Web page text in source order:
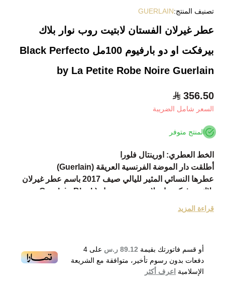
تصنيف المنتج:GUERLAIN
عطر غيرلان الفستان لابتيت روب نوار بلاك
بيرفكت او دو بارفيوم 100مل Black Perfecto
by La Petite Robe Noire Guerlain
356.50
السعر شامل الضريبة
المنتج متوفر
الخط العطري: اورينتال فلورا
أطلقت دار الموضة الفرنسية العريقة (Guerlain)
عطرها النسائي المثير لليالي صيف 2017 باسم عطر غيرلان
بلاك بيرفيكت باي لا بيتيت روب نوار (Guerlain Black
Perfecto by La Petite Robe Noire).
العطر الجديد جاء بطابع شرقي - زهري .
بينما يحتوي القلب على عرق السوس والورد
ثم تأتي الخلفية العطرية التي تتكوةن من الجلد لتضفي مزيد
فخامة على العطر .
قراءة المزيد
أو قسم فاتورتك بقيمة 89.12 ر.س على 4
دفعات بدون رسوم تأخير، متوافقة مع الشريعة
الإسلامية اعرف أكثر